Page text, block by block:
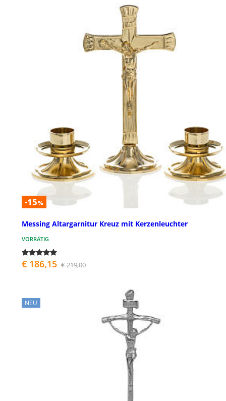
-15%
Messing Altargarnitur Kreuz mit Kerzenleuchter
VORRÄTIG
€ 186,15 € 219,00
NEU